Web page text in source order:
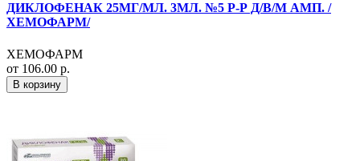
ДИКЛОФЕНАК 25МГ/МЛ. 3МЛ. №5 Р-Р Д/В/М АМП. /
ХЕМОФАРМ/
ХЕМОФАРМ
от 106.00 р.
В корзину